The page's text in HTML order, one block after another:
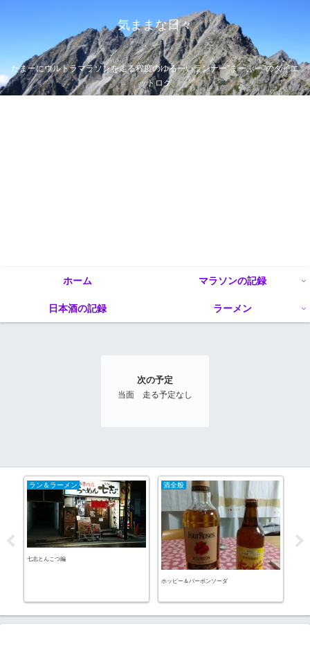
気ままな日々
たまーにウルトラマラソンを走る程度のゆるーいランナー”まーぶー”のダイエ
ットログ
ホーム マラソンの記録
日本酒の記録 ラーメン
次の予定
当面 走る予定なし
ラン＆ラーメン
七志とんこつ編
酒全般
ホッピー＆バーボンソーダ